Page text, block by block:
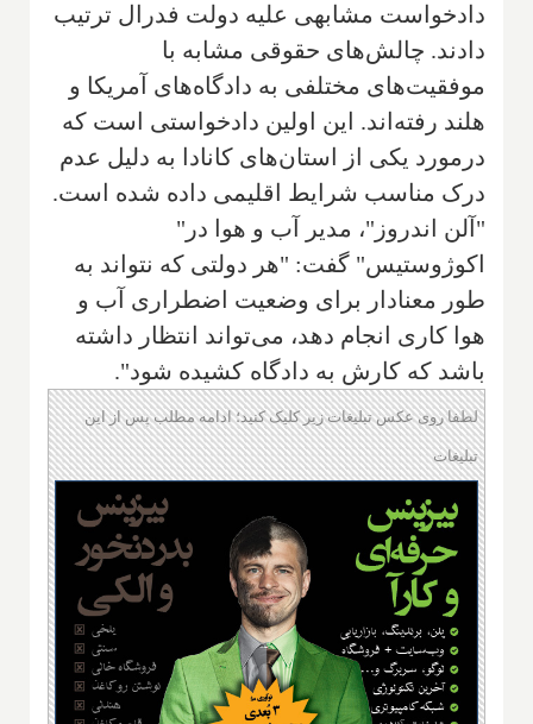
دادخواست مشابهی علیه دولت فدرال ترتیب
دادند. چالش‌های حقوقی مشابه با
موفقیت‌های مختلفی به دادگاه‌های آمریکا و
هلند رفته‌اند. این اولین دادخواستی است که
درمورد یکی از استان‌های کانادا به دلیل عدم
درک مناسب شرایط اقلیمی داده شده است.
"آلن اندروز"‌، مدیر آب و هوا در"
اکوژوستیس" گفت: "هر دولتی که نتواند به
طور معنادار برای وضعیت اضطراری آب و
هوا کاری انجام دهد‌، می‌تواند انتظار داشته
باشد که کارش به دادگاه کشیده شود".
لطفا روی عکس تبلیغات زیر کلیک کنید؛ ادامه مطلب پس از این
تبلیغات